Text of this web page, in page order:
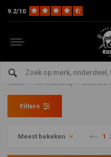
9.2/10
Regelaar /
Lithium Accu's
Home The Workshop Electra &
Filters
Meest bekeken 1